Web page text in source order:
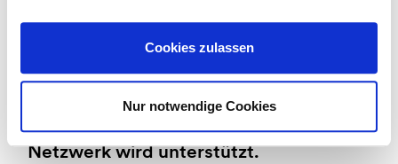
Cookies zulassen
Nur notwendige Cookies
Unternehmensübergreifender
Austausch wird gefördert, die
Themen in kleineren oder größeren
Gruppen koordiniert und begleitet. Ein
lose gekoppeltes, europäisches
Netzwerk wird unterstützt.